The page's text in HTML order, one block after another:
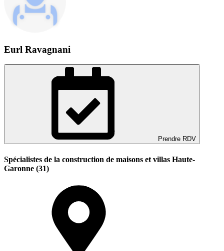
Eurl Ravagnani
Prendre RDV
Spécialistes de la construction de maisons et villas Haute-
Garonne (31)